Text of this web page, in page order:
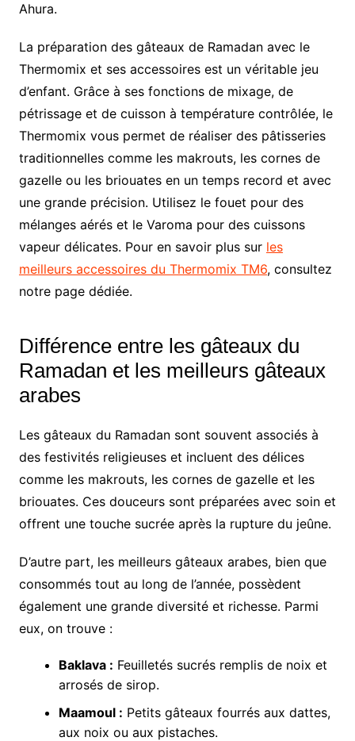
Ahura.
La préparation des gâteaux de Ramadan avec le
Thermomix et ses accessoires est un véritable jeu
d’enfant. Grâce à ses fonctions de mixage, de
pétrissage et de cuisson à température contrôlée, le
Thermomix vous permet de réaliser des pâtisseries
traditionnelles comme les makrouts, les cornes de
gazelle ou les briouates en un temps record et avec
une grande précision. Utilisez le fouet pour des
mélanges aérés et le Varoma pour des cuissons
vapeur délicates. Pour en savoir plus sur les
meilleurs accessoires du Thermomix TM6, consultez
notre page dédiée.
Différence entre les gâteaux du
Ramadan et les meilleurs gâteaux
arabes
Les gâteaux du Ramadan sont souvent associés à
des festivités religieuses et incluent des délices
comme les makrouts, les cornes de gazelle et les
briouates. Ces douceurs sont préparées avec soin et
offrent une touche sucrée après la rupture du jeûne.
D’autre part, les meilleurs gâteaux arabes, bien que
consommés tout au long de l’année, possèdent
également une grande diversité et richesse. Parmi
eux, on trouve :
Baklava : Feuilletés sucrés remplis de noix et
arrosés de sirop.
Maamoul : Petits gâteaux fourrés aux dattes,
aux noix ou aux pistaches.